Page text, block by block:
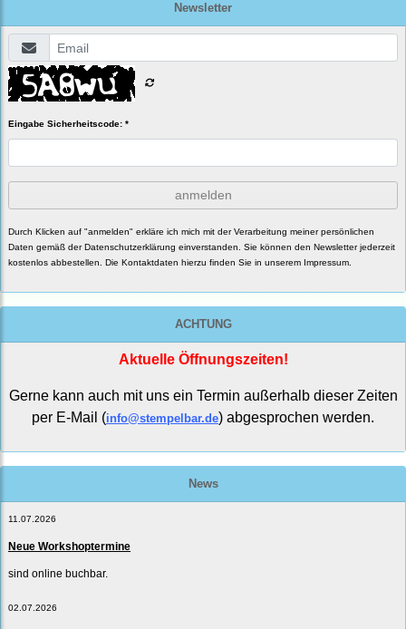
Newsletter
Eingabe Sicherheitscode: *
anmelden
Durch Klicken auf "anmelden" erkläre ich mich mit der Verarbeitung meiner persönlichen
Daten gemäß derDatenschutzerklärung einverstanden. Sie können den Newsletter jederzeit
kostenlos abbestellen. Die Kontaktdaten hierzu finden Sie in unserem Impressum.
ACHTUNG
Aktuelle Öffnungszeiten!
Gerne kann auch mit uns ein Termin außerhalb dieser Zeiten
per E-Mail (info@stempelbar.de) abgesprochen werden.
News
11.07.2026
Neue Workshoptermine
sind online buchbar.
02.07.2026